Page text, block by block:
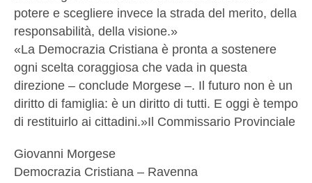
potere e scegliere invece la strada del merito, della
responsabilità, della visione.»
«La Democrazia Cristiana è pronta a sostenere
ogni scelta coraggiosa che vada in questa
direzione – conclude Morgese –. Il futuro non è un
diritto di famiglia: è un diritto di tutti. E oggi è tempo
di restituirlo ai cittadini.»Il Commissario Provinciale
Giovanni Morgese
Democrazia Cristiana – Ravenna